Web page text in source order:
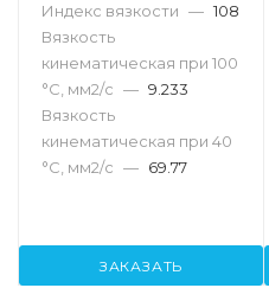
Индекс вязкости — 108
Вязкость
кинематическая при 100
°С, мм2/с — 9.233
Вязкость
кинематическая при 40
°С, мм2/с — 69.77
ЗАКАЗАТЬ